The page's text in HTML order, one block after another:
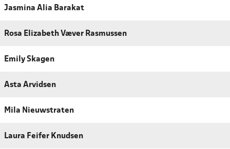
Jasmina Alia Barakat
Rosa Elizabeth Væver Rasmussen
Emily Skagen
Asta Arvidsen
Mila Nieuwstraten
Laura Feifer Knudsen